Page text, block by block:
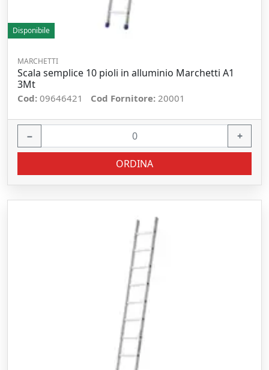
Disponibile
MARCHETTI
Scala semplice 10 pioli in alluminio Marchetti A1
3Mt
Cod: 09646421 Cod Fornitore: 20001
− +
ORDINA